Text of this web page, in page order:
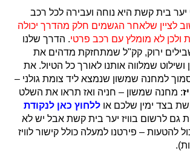
יער בית קשת היא נוחה ועבירה לכל רכב
לציין שלאחר הגשמים חלק מהדרך יכולה
ולכן לא מומלץ עם רכב פרטי. הדרך שלנו
ירוק, קק"ל שמתחזקת מדהים את
ושילוט שמלווה אותנו לאורך כל הטיול. את
למחנה שמשון שנמצא ליד צומת גולני –
: מחנה שמשון – חניה ואז תראו את השלט
בצד ימין שלכם או ללחוץ כאן לנקודת
גם לרשום בוויז יער בית קשת אבל יש לא
להטעות – פירטנו למעלה כולל קישור לוויז